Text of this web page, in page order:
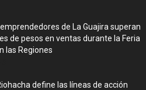
de La Guajira superan
de pesos en ventas durante la Feria
las Regiones
define las líneas de acción